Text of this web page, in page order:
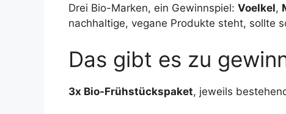
Drei Bio-Marken, ein Gewinnspiel: Voelkel,
nachhaltige, vegane Produkte steht, sollte
Das gibt es zu
3x Bio-Frühstückspaket, jeweils